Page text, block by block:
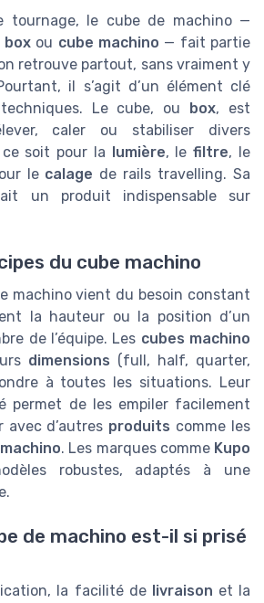
tournage, le cube de machino —
box ou cube machino — fait partie
retrouve partout, sans vraiment y
il s’agit d’un élément clé
Le cube, ou box, est
caler ou stabiliser divers
soit pour la lumière, lefiltre, le
le calage de rails travelling. Sa
un produit indispensable sur
du cube machino
machino vient du besoin constant
la hauteur ou la position d’un
de l’équipe. Les cubes machino
dimensions (full, half, quarter,
à toutes les situations. Leur
permet de les empiler facilement
avec d’autres produits comme les
. Les marques comme Kupo
robustes, adaptés à une
de machino est-il si prisé
la facilité de livraison et la